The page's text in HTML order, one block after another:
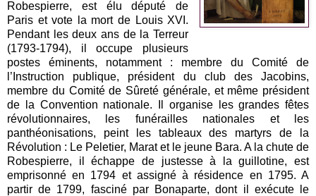
Robespierre, est élu député de
Paris et vote la mort de Louis XVI.
Pendant les deux ans de la Terreur
(1793-1794), il occupe plusieurs
postes éminents, notamment : membre du Comité de
l’Instruction publique, président du club des Jacobins,
membre du Comité de Sûreté générale, et même président
de la Convention nationale. Il organise les grandes fêtes
révolutionnaires, les funérailles nationales et les
panthéonisations, peint les tableaux des martyrs de la
Révolution : Le Peletier, Marat et le jeune Bara. A la chute de
Robespierre, il échappe de justesse à la guillotine, est
emprisonné en 1794 et assigné à résidence en 1795. A
partir de 1799, fasciné par Bonaparte, dont il exécute le